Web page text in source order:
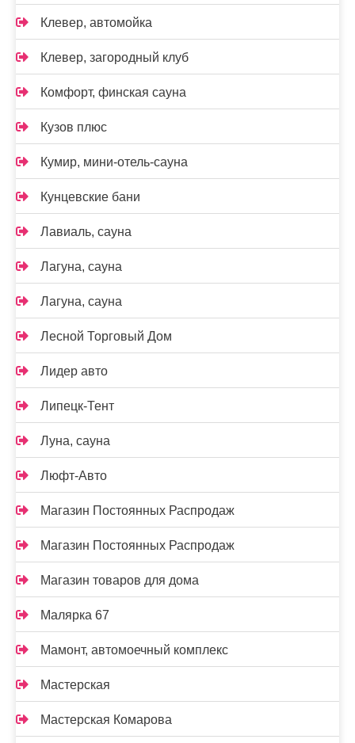
Клевер, автомойка
Клевер, загородный клуб
Комфорт, финская сауна
Кузов плюс
Кумир, мини-отель-сауна
Кунцевские бани
Лавиаль, сауна
Лагуна, сауна
Лагуна, сауна
Лесной Торговый Дом
Лидер авто
Липецк-Тент
Луна, сауна
Люфт-Авто
Магазин Постоянных Распродаж
Магазин Постоянных Распродаж
Магазин товаров для дома
Малярка 67
Мамонт, автомоечный комплекс
Мастерская
Мастерская Комарова